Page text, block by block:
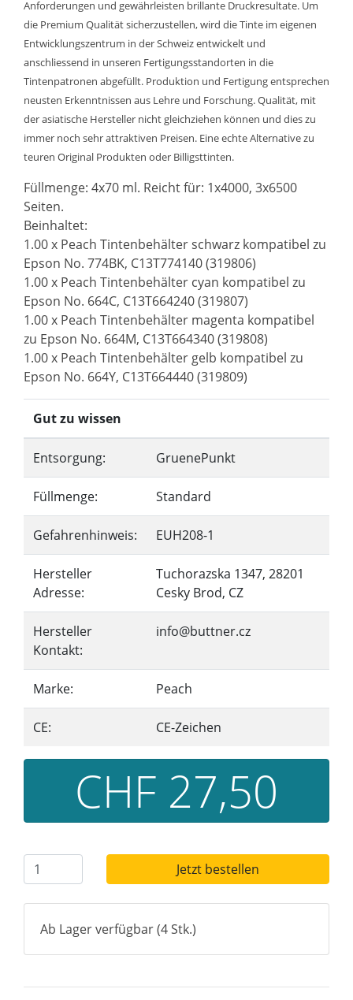
Anforderungen und gewährleisten brillante Druckresultate. Um
die Premium Qualität sicherzustellen, wird die Tinte im eigenen
Entwicklungszentrum in der Schweiz entwickelt und
anschliessend in unseren Fertigungsstandorten in die
Tintenpatronen abgefüllt. Produktion und Fertigung entsprechen
neusten Erkenntnissen aus Lehre und Forschung. Qualität, mit
der asiatische Hersteller nicht gleichziehen können und dies zu
immer noch sehr attraktiven Preisen. Eine echte Alternative zu
teuren Original Produkten oder Billigsttinten.
Füllmenge: 4x70 ml. Reicht für: 1x4000, 3x6500
Seiten.
Beinhaltet:
1.00 x Peach Tintenbehälter schwarz kompatibel zu
Epson No. 774BK, C13T774140 (319806)
1.00 x Peach Tintenbehälter cyan kompatibel zu
Epson No. 664C, C13T664240 (319807)
1.00 x Peach Tintenbehälter magenta kompatibel
zu Epson No. 664M, C13T664340 (319808)
1.00 x Peach Tintenbehälter gelb kompatibel zu
Epson No. 664Y, C13T664440 (319809)
Gut zu wissen
Entsorgung: GruenePunkt
Füllmenge: Standard
Gefahrenhinweis: EUH208-1
Hersteller
Adresse:
Tuchorazska 1347, 28201
Cesky Brod, CZ
Hersteller
Kontakt:
info@buttner.cz
Marke: Peach
CE: CE-Zeichen
CHF 27,50
Jetzt bestellen
Ab Lager verfügbar (4 Stk.)